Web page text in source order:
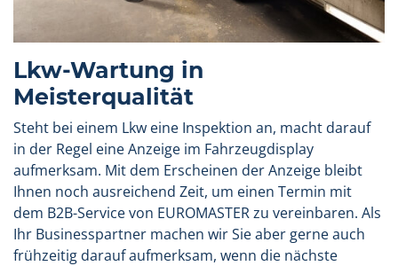
Lkw-Wartung in
Meisterqualität
Steht bei einem Lkw eine Inspektion an, macht darauf
in der Regel eine Anzeige im Fahrzeugdisplay
aufmerksam. Mit dem Erscheinen der Anzeige bleibt
Ihnen noch ausreichend Zeit, um einen Termin mit
dem B2B-Service von EUROMASTER zu vereinbaren. Als
Ihr Businesspartner machen wir Sie aber gerne auch
frühzeitig darauf aufmerksam, wenn die nächste